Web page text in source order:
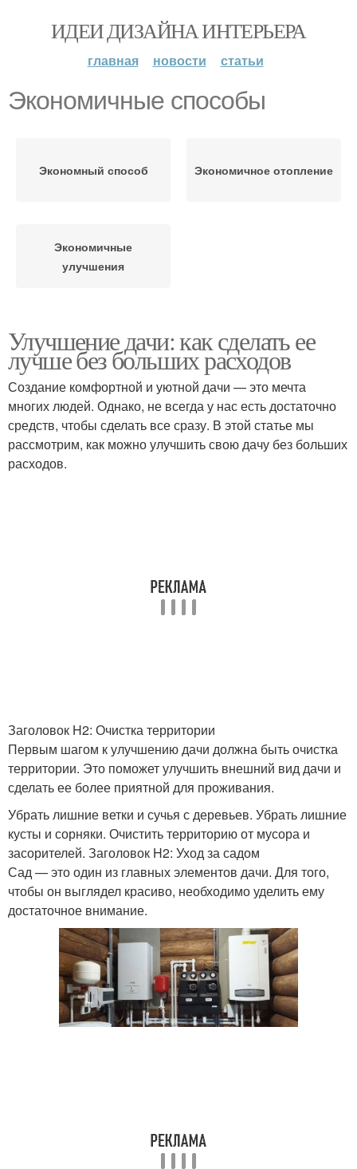
ИДЕИ ДИЗАЙНА ИНТЕРЬЕРА
главная новости статьи
Экономичные способы
Экономный способ Экономичное отопление
Экономичные
улучшения
Улучшение дачи: как сделать ее
лучше без больших расходов
Создание комфортной и уютной дачи — это мечта
многих людей. Однако, не всегда у нас есть достаточно
средств, чтобы сделать все сразу. В этой статье мы
рассмотрим, как можно улучшить свою дачу без больших
расходов.
Заголовок H2: Очистка территории
Первым шагом к улучшению дачи должна быть очистка
территории. Это поможет улучшить внешний вид дачи и
сделать ее более приятной для проживания.
Убрать лишние ветки и сучья с деревьев. Убрать лишние
кусты и сорняки. Очистить территорию от мусора и
засорителей. Заголовок H2: Уход за садом
Сад — это один из главных элементов дачи. Для того,
чтобы он выглядел красиво, необходимо уделить ему
достаточное внимание.